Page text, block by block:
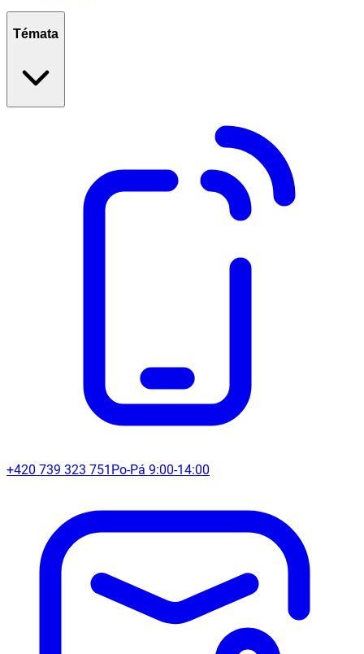
Témata
+420 739 323 751 Po-Pá 9:00-14:00